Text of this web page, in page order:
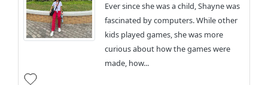
Ever since she was a child, Shayne was
fascinated by computers. While other
kids played games, she was more
curious about how the games were
made, how...